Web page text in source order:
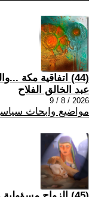
(44) اتفاقية مكة ...والتساؤلات عن المغزى
عبد الخالق الفلاح
2026 / 8 / 9
مواضيع وابحاث